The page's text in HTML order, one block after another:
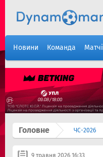
Новини Команда Матчі
Головне ЧС-2026
9 травня 2026 16:33